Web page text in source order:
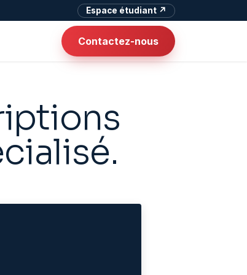
Espace étudiant ↗
Contactez-nous